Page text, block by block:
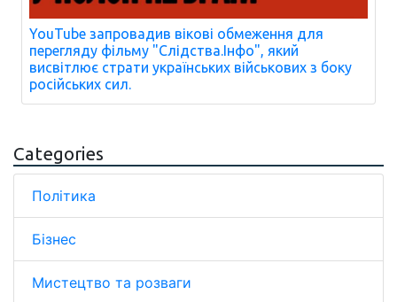
YouTube запровадив вікові обмеження для
перегляду фільму "Слідства.Інфо", який
висвітлює страти українських військових з боку
російських сил.
Categories
Політика
Бізнес
Мистецтво та розваги